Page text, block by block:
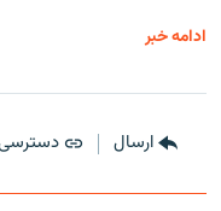
ادامه خبر
ارسال